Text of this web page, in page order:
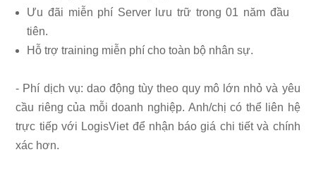
Ưu đãi miễn phí Server lưu trữ trong 01 năm đầu
tiên.
Hỗ trợ training miễn phí cho toàn bộ nhân sự.
- Phí dịch vụ: dao động tùy theo quy mô lớn nhỏ và yêu
cầu riêng của mỗi doanh nghiệp. Anh/chị có thể liên hệ
trực tiếp với LogisViet để nhận báo giá chi tiết và chính
xác hơn.